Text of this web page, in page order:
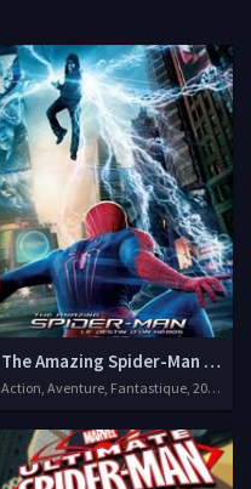
The Amazing Spider-Man : le
Action, Aventure, Fantastique, 2014